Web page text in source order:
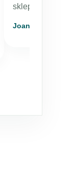
sklep,
Joanna